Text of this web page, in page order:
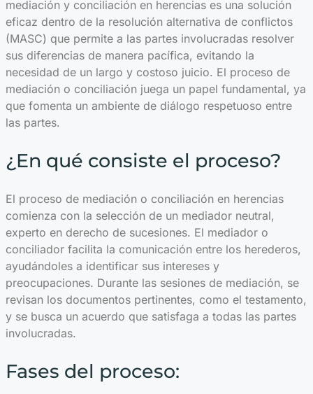
mediación y conciliación en herencias es una solución
eficaz dentro de la resolución alternativa de conflictos
(MASC) que permite a las partes involucradas resolver
sus diferencias de manera pacífica, evitando la
necesidad de un largo y costoso juicio. El proceso de
mediación o conciliación juega un papel fundamental, ya
que fomenta un ambiente de diálogo respetuoso entre
las partes.
¿En qué consiste el proceso?
El proceso de mediación o conciliación en herencias
comienza con la selección de un mediador neutral,
experto en derecho de sucesiones. El mediador o
conciliador facilita la comunicación entre los herederos,
ayudándoles a identificar sus intereses y
preocupaciones. Durante las sesiones de mediación, se
revisan los documentos pertinentes, como el testamento,
y se busca un acuerdo que satisfaga a todas las partes
involucradas.
Fases del proceso: